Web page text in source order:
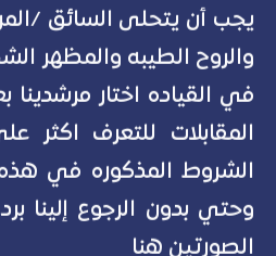
يجب أن يتحلى السائق /
والروح الطيبه والمظهر
في القياده اختار مرشدينا
المقابلات للتعرف اكثر
الشروط المذكوره في
وحتي بدون الرجوع إلينا
الصورتين هنا